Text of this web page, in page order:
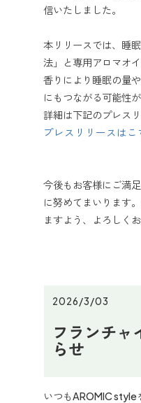
信いたしました。
本リリースでは、睡
法」と専用アロマオ
香りにより睡眠の量
にもつながる可能性
詳細は下記のプレス
プレスリリースはこ
今後もお客様にご満
に努めてまいります
ますよう、よろしく
2026/3/03
フランチャ
らせ
いつもAROMIC style